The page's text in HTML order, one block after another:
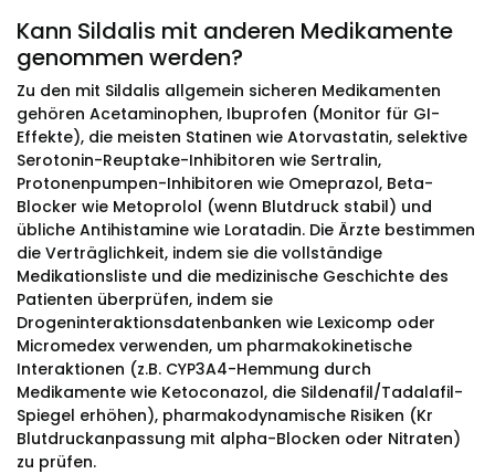
Kann Sildalis mit anderen Medikamente
genommen werden?
Zu den mit Sildalis allgemein sicheren Medikamenten
gehören Acetaminophen, Ibuprofen (Monitor für GI-
Effekte), die meisten Statinen wie Atorvastatin, selektive
Serotonin-Reuptake-Inhibitoren wie Sertralin,
Protonenpumpen-Inhibitoren wie Omeprazol, Beta-
Blocker wie Metoprolol (wenn Blutdruck stabil) und
übliche Antihistamine wie Loratadin. Die Ärzte bestimmen
die Verträglichkeit, indem sie die vollständige
Medikationsliste und die medizinische Geschichte des
Patienten überprüfen, indem sie
Drogeninteraktionsdatenbanken wie Lexicomp oder
Micromedex verwenden, um pharmakokinetische
Interaktionen (z.B. CYP3A4-Hemmung durch
Medikamente wie Ketoconazol, die Sildenafil/Tadalafil-
Spiegel erhöhen), pharmakodynamische Risiken (Kr
Blutdruckanpassung mit alpha-Blocken oder Nitraten)
zu prüfen.